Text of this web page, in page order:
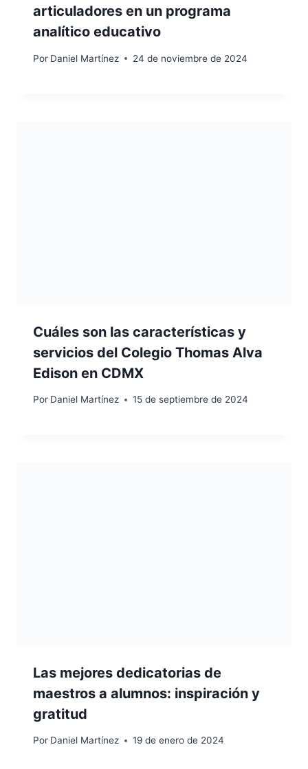
articuladores en un programa
analítico educativo
Por Daniel Martínez 24 de noviembre de 2024
Cuáles son las características y
servicios del Colegio Thomas Alva
Edison en CDMX
Por Daniel Martínez 15 de septiembre de 2024
Las mejores dedicatorias de
maestros a alumnos: inspiración y
gratitud
Por Daniel Martínez 19 de enero de 2024